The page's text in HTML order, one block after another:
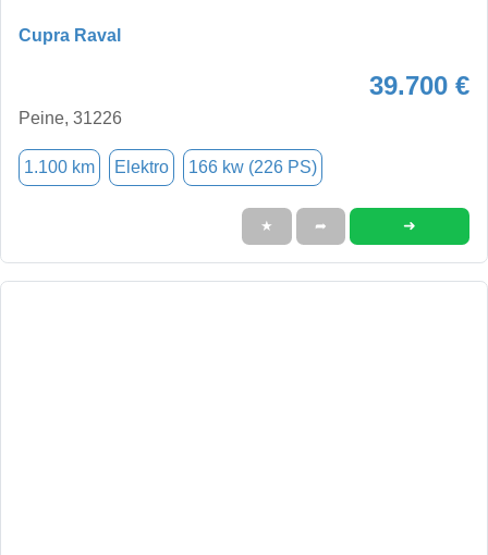
Cupra Raval
39.700 €
Peine, 31226
1.100 km Elektro 166 kw (226 PS)
★ ➦ ➜